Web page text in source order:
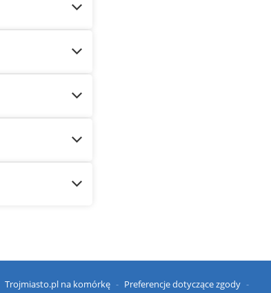
Trojmiasto.pl na komórkę Preferencje dotyczące zgody